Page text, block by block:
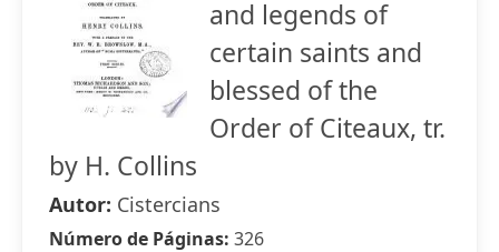
and legends of
certain saints and
blessed of the
Order of Citeaux, tr.
by H. Collins
Autor: Cistercians
Número de Páginas: 326